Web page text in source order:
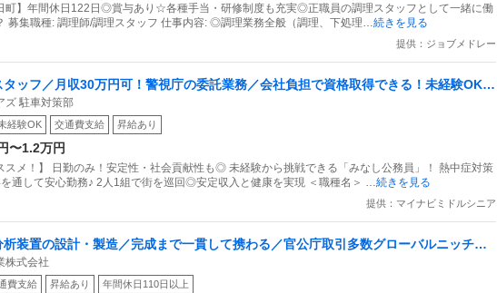
町】年間休日122日◎賞与あり☆各種手当・研修制度も充実◎正職員の調理スタッフとして一緒に働
募集職種: 調理師/調理スタッフ 仕事内容: ◎調理業務全般（調理、下処理…続きを見る
提供：ジョブメドレー
タッフ／月収30万円可！警視庁の委託業務／会社負担で資格取得できる！未経験OK／
駐車監視員
ズ 駐車対策部
経験OK 交通費支給 昇給あり
〜1.2万円
スメ！】 日勤のみ！安定性・社会貢献性も◎ 未経験から挑戦できる「みなし公務員」！ 熱中症対策
通して安心勤務♪ 2人1組で街を巡回◎安定収入と健康を実現 ＜職種名＞ …続きを見る
提供：マイナビミドルシニア
装置の設計・製造／完成まで一貫して携わる／官公庁取引多数グローバルニッチト
株式会社
費支給 昇給あり 年間休日110日以上